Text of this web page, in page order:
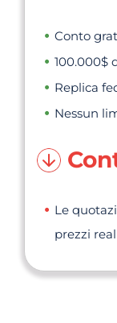
Conto
100.000$
Replica
Nessun
Le
prezzi